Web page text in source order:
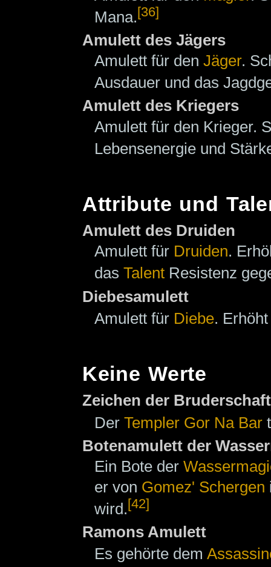
Mana.[36]
Amulett des Jägers
Amulett für den Jäger.
Ausdauer und das
Amulett des Kriegers
Amulett für den Krieger.
Lebensenergie und
Attribute und
Amulett des Druiden
Amulett für Druiden.
das Talent Resistenz
Diebesamulett
Amulett für Diebe.
Keine Werte
Zeichen der Bruderschaft
Der Templer Gor Na Bar
Botenamulett der
Ein Bote der
er von Gomez' Schergen
wird.[42]
Ramons Amulett
Es gehörte dem